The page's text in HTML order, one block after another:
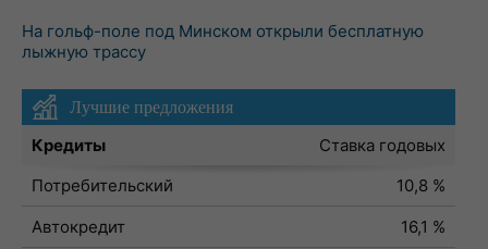
На гольф-поле под Минском открыли бесплатную
лыжную трассу
Лучшие предложения
Кредиты
Ставка годовых
Потребительский
10,8 %
Автокредит
16,1 %